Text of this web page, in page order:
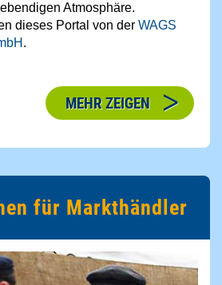
Atmosphäre.
dieses Portal von der WAGS
.
MEHR ZEIGEN
für Markthändler